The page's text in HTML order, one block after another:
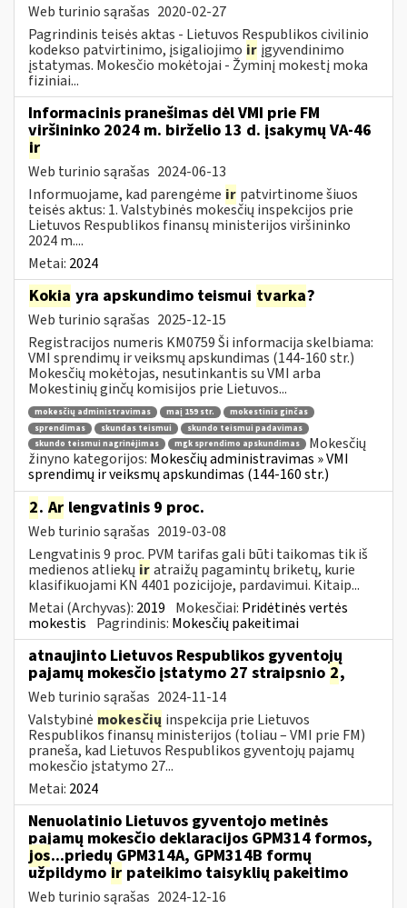
Web turinio sąrašas 2020-02-27
Pagrindinis teisės aktas - Lietuvos Respublikos civilinio
kodekso patvirtinimo, įsigaliojimo ir įgyvendinimo
įstatymas. Mokesčio mokėtojai - Žyminį mokestį moka
fiziniai...
Informacinis pranešimas dėl VMI prie FM
viršininko 2024 m. birželio 13 d. įsakymų VA-46
ir
Web turinio sąrašas 2024-06-13
Informuojame, kad parengėme ir patvirtinome šiuos
teisės aktus: 1. Valstybinės mokesčių inspekcijos prie
Lietuvos Respublikos finansų ministerijos viršininko
2024 m....
Metai: 2024
Kokia yra apskundimo teismui tvarka?
Web turinio sąrašas 2025-12-15
Registracijos numeris KM0759 Ši informacija skelbiama:
VMI sprendimų ir veiksmų apskundimas (144-160 str.)
Mokesčių mokėtojas, nesutinkantis su VMI arba
Mokestinių ginčų komisijos prie Lietuvos...
mokesčių administravimas maį 159 str.
mokestinis ginčas
sprendimas
skundas teismui
skundo teismui padavimas
skundo teismui nagrinėjimas
mgk sprendimo apskundimas
Mokesčių
žinyno kategorijos: Mokesčių administravimas » VMI
sprendimų ir veiksmų apskundimas (144-160 str.)
2. Ar lengvatinis 9 proc.
Web turinio sąrašas 2019-03-08
Lengvatinis 9 proc. PVM tarifas gali būti taikomas tik iš
medienos atliekų iratraižų pagamintų briketų, kurie
klasifikuojami KN 4401 pozicijoje, pardavimui. Kitaip...
Metai (Archyvas): 2019 Mokesčiai: Pridėtinės vertės
mokestis Pagrindinis: Mokesčių pakeitimai
atnaujinto Lietuvos Respublikos gyventojų
pajamų mokesčio įstatymo 27 straipsnio 2,
Web turinio sąrašas 2024-11-14
Valstybinė mokesčių inspekcija prie Lietuvos
Respublikos finansų ministerijos (toliau – VMI prie FM)
praneša, kad Lietuvos Respublikos gyventojų pajamų
mokesčio įstatymo 27...
Metai: 2024
Nenuolatinio Lietuvos gyventojo metinės
pajamų mokesčio deklaracijos GPM314 formos,
jos...priedų GPM314A, GPM314B formų
užpildymo ir pateikimo taisyklių pakeitimo
Web turinio sąrašas 2024-12-16